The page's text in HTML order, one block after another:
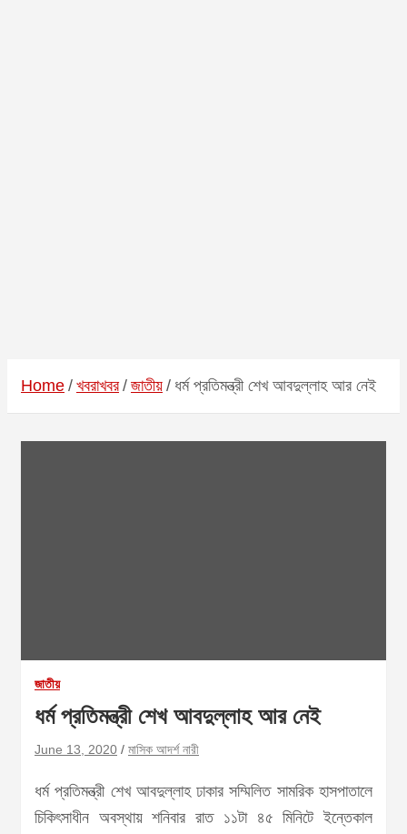
Home খবরাখবর জাতীয় ধর্ম প্রতিমন্ত্রী শেখ আবদুল্লাহ আর নেই
জাতীয়
ধর্ম প্রতিমন্ত্রী শেখ আবদুল্লাহ আর নেই
June 13, 2020 মাসিক আদর্শ নারী
ধর্ম প্রতিমন্ত্রী শেখ আবদুল্লাহ ঢাকার সম্মিলিত সামরিক হাসপাতালে
চিকিৎসাধীন অবস্থায় শনিবার রাত ১১টা ৪৫ মিনিটে ইন্তেকাল